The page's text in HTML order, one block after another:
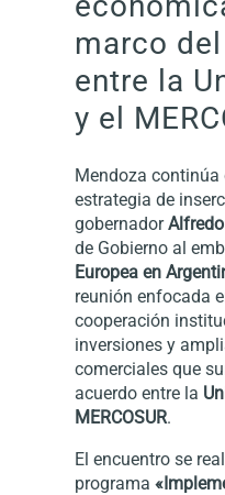
marco
entre la
y el
Mendoza
estrategia de
gobernador
de Gobierno al
Europea en
reunión enfocada
cooperación
inversiones y
comerciales que
acuerdo entre la
MERCOSUR.
El encuentro se
programa